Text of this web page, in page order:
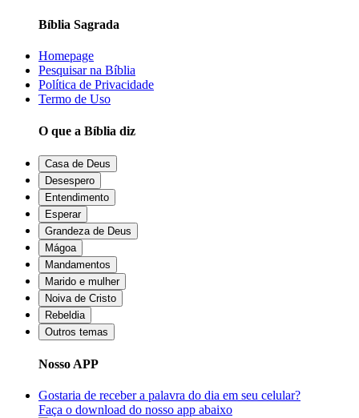
Bíblia Sagrada
Homepage
Pesquisar na Bíblia
Política de Privacidade
Termo de Uso
O que a Bíblia diz
Casa de Deus
Desespero
Entendimento
Esperar
Grandeza de Deus
Mágoa
Mandamentos
Marido e mulher
Noiva de Cristo
Rebeldia
Outros temas
Nosso APP
Gostaria de receber a palavra do dia em seu celular?
Faça o download do nosso app abaixo